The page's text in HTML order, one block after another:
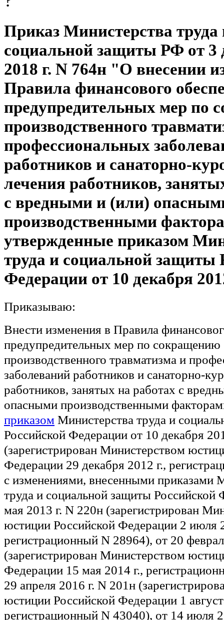
Приказ Министерства труда
социальной защиты РФ от 3
2018 г. N 764н "О внесении
Правила финансового
предупредительных мер по
производственного
профессиональных
работников и санаторно-
лечения работников,
с вредными и (или)
производственными
утвержденные приказом
труда и социальной защиты
Федерации от 10 декабря
Приказываю:
Внести изменения в Правила
предупредительных мер по сокращению
производственного травматизма и
заболеваний работников и санаторно-
работников, занятых на работах с
опасными производственными
приказом Министерства труда и
Российской Федерации от 10 декабря
(зарегистрирован Министерством
Федерации 29 декабря 2012 г.,
с изменениями, внесенными приказами
труда и социальной защиты Российской
мая 2013 г. N 220н (зарегистрирован
юстиции Российской Федерации 2 июля
регистрационный N 28964), от 20
(зарегистрирован Министерством
Федерации 15 мая 2014 г.,
29 апреля 2016 г. N 201н
юстиции Российской Федерации 1
регистрационный N 43040), от 14 июля